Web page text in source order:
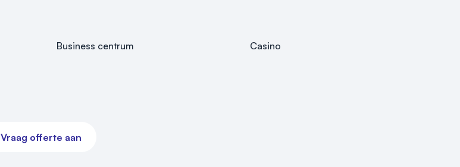
Business centrum Casino
Vraag offerte aan